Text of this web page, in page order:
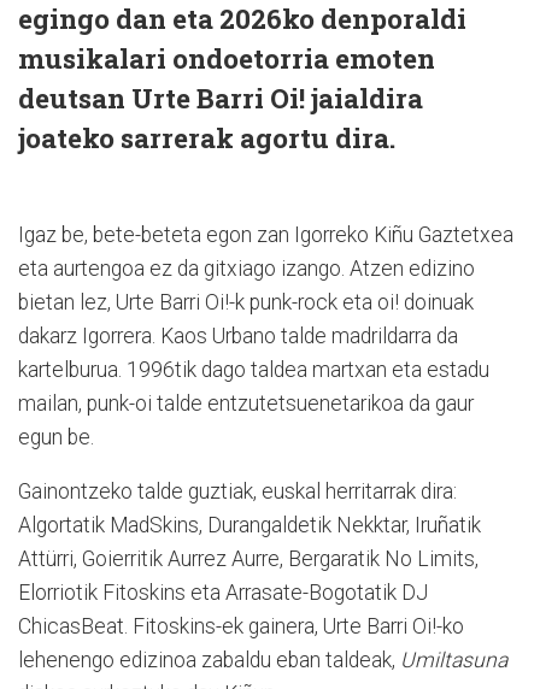
egingo dan eta 2026ko denporaldi
musikalari ondoetorria emoten
deutsan Urte Barri Oi! jaialdira
joateko sarrerak agortu dira.
Igaz be, bete-beteta egon zan Igorreko Kiñu Gaztetxea
eta aurtengoa ez da gitxiago izango. Atzen edizino
bietan lez, Urte Barri Oi!-k punk-rock eta oi! doinuak
dakarz Igorrera. Kaos Urbano talde madrildarra da
kartelburua. 1996tik dago taldea martxan eta estadu
mailan, punk-oi talde entzutetsuenetarikoa da gaur
egun be.
Gainontzeko talde guztiak, euskal herritarrak dira:
Algortatik MadSkins, Durangaldetik Nekktar, Iruñatik
Attürri, Goierritik Aurrez Aurre, Bergaratik No Limits,
Elorriotik Fitoskins eta Arrasate-Bogotatik DJ
ChicasBeat. Fitoskins-ek gainera, Urte Barri Oi!-ko
lehenengo edizinoa zabaldu eban taldeak, Umiltasuna